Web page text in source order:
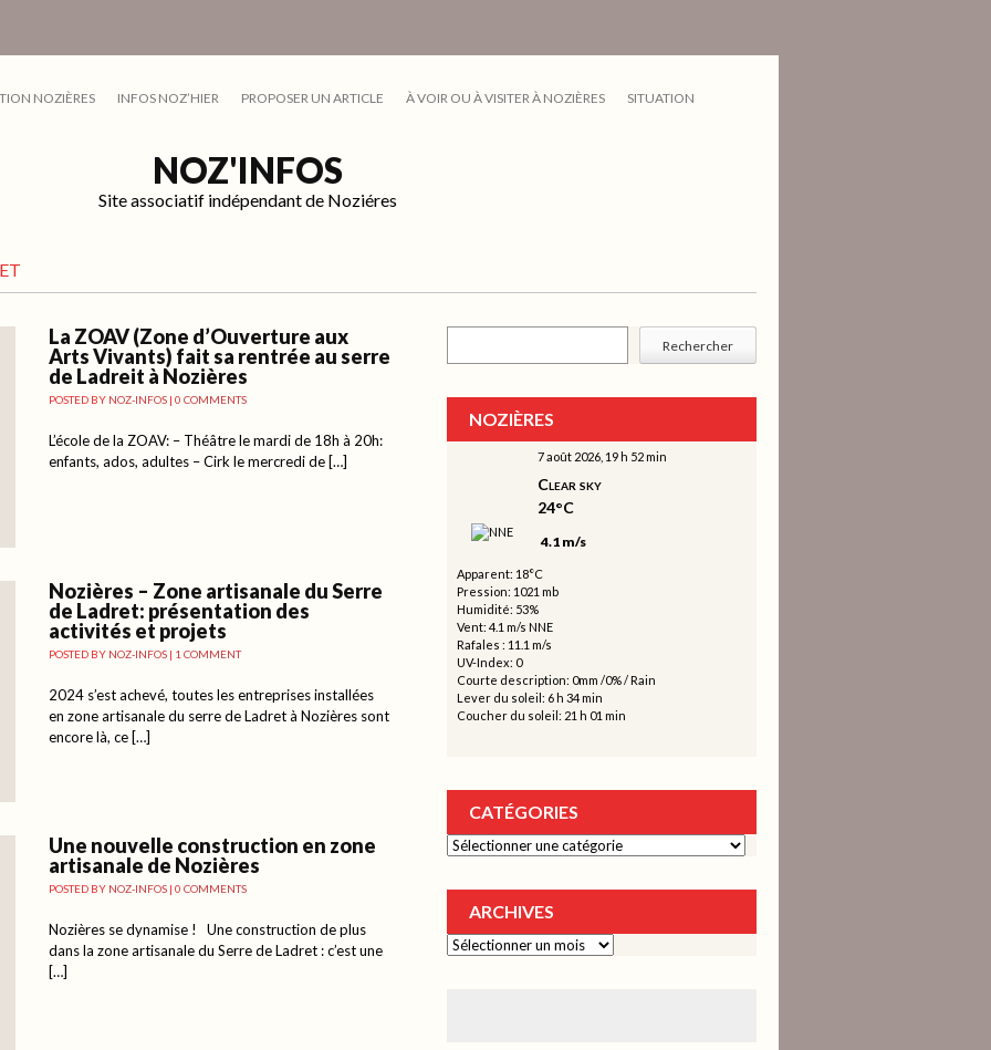
NOZIÈRES INFOS NOZ’HIER PROPOSER UN ARTICLE À VOIR OU À VISITER À NOZIÈRES SITUATION
NOZ'INFOS
Site associatif indépendant de Noziéres
La ZOAV (Zone d’Ouverture aux
Arts Vivants) fait sa rentrée au serre
de Ladreit à Nozières
POSTED BY NOZ-INFOS | 0 COMMENTS
L’école de la ZOAV: – Théâtre le mardi de 18h à 20h:
enfants, ados, adultes – Cirk le mercredi de […]
Nozières – Zone artisanale du Serre
de Ladret: présentation des
activités et projets
POSTED BY NOZ-INFOS | 1 COMMENT
2024 s’est achevé, toutes les entreprises installées
en zone artisanale du serre de Ladret à Nozières sont
encore là, ce […]
Une nouvelle construction en zone
artisanale de Nozières
POSTED BY NOZ-INFOS | 0 COMMENTS
Nozières se dynamise ! Une construction de plus
dans la zone artisanale du Serre de Ladret : c’est une
[…]
Rechercher
NOZIÈRES
7 août 2026, 19 h 52 min
Clear sky
24°C
4.1 m/s
Apparent: 18°C
Pression: 1021 mb
Humidité: 53%
Vent: 4.1 m/s NNE
Rafales : 11.1 m/s
UV-Index: 0
Courte description: 0mm /0%/Rain
Lever du soleil: 6 h 34 min
Coucher du soleil: 21 h 01 min
CATÉGORIES
Catégories
ARCHIVES
Archives